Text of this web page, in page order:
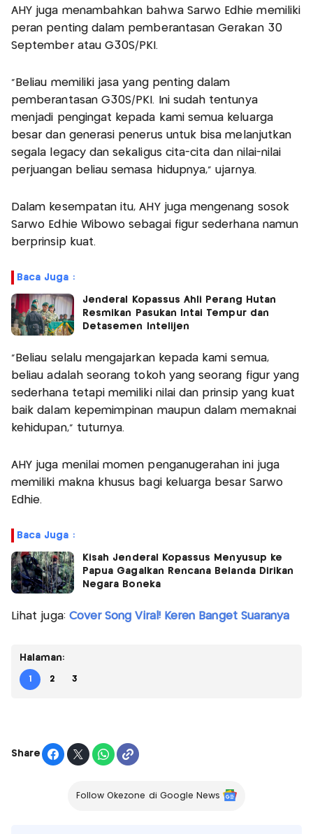
AHY juga menambahkan bahwa Sarwo Edhie memiliki
peran penting dalam pemberantasan Gerakan 30
September atau G30S/PKI.
“Beliau memiliki jasa yang penting dalam
pemberantasan G30S/PKI. Ini sudah tentunya
menjadi pengingat kepada kami semua keluarga
besar dan generasi penerus untuk bisa melanjutkan
segala legacy dan sekaligus cita-cita dan nilai-nilai
perjuangan beliau semasa hidupnya,” ujarnya.
Dalam kesempatan itu, AHY juga mengenang sosok
Sarwo Edhie Wibowo sebagai figur sederhana namun
berprinsip kuat.
Baca Juga :
Jenderal Kopassus Ahli Perang Hutan
Resmikan Pasukan Intai Tempur dan
Detasemen Intelijen
“Beliau selalu mengajarkan kepada kami semua,
beliau adalah seorang tokoh yang seorang figur yang
sederhana tetapi memiliki nilai dan prinsip yang kuat
baik dalam kepemimpinan maupun dalam memaknai
kehidupan,” tuturnya.
AHY juga menilai momen penganugerahan ini juga
memiliki makna khusus bagi keluarga besar Sarwo
Edhie.
Baca Juga :
Kisah Jenderal Kopassus Menyusup ke
Papua Gagalkan Rencana Belanda Dirikan
Negara Boneka
Lihat juga: Cover Song Viral! Keren Banget Suaranya
Halaman:
1 2 3
Share
Follow Okezone di Google News